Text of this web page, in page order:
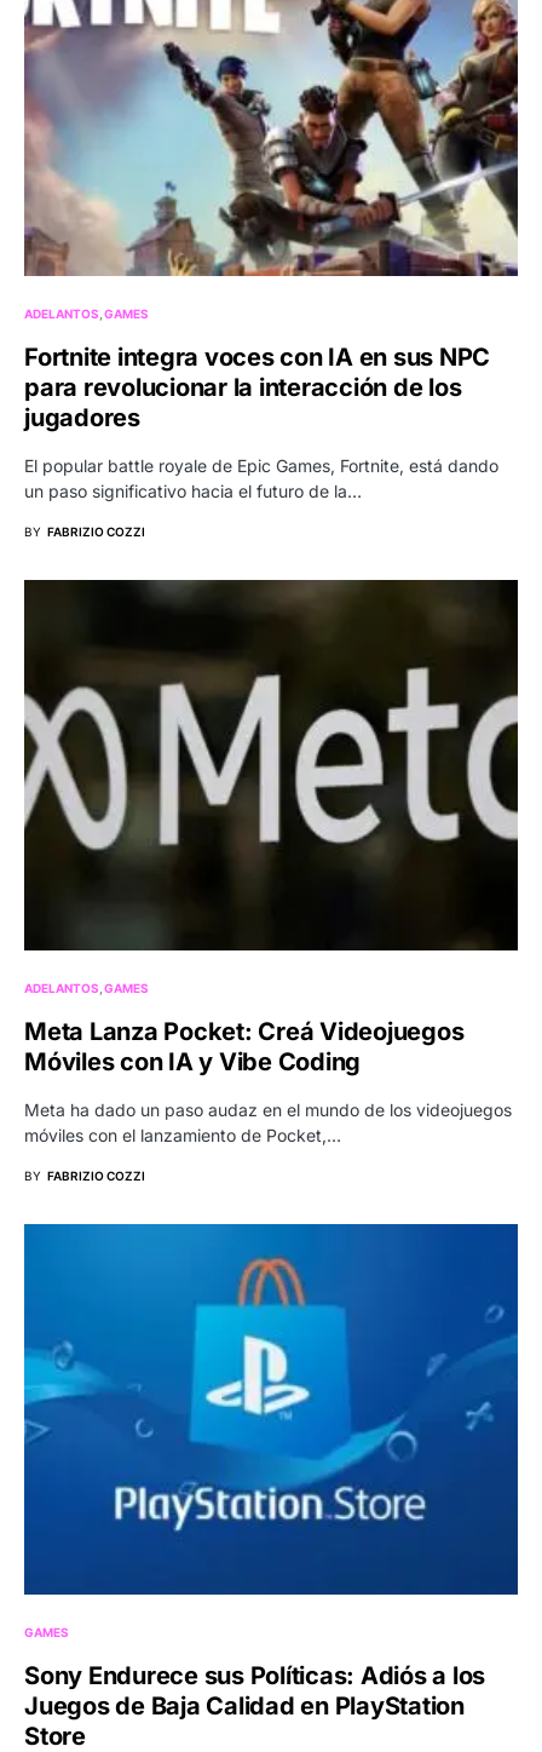
ADELANTOS GAMES
Fortnite integra voces con IA en sus NPC
para revolucionar la interacción de los
jugadores
El popular battle royale de Epic Games, Fortnite, está dando
un paso significativo hacia el futuro de la…
BY FABRIZIO COZZI
ADELANTOS GAMES
Meta Lanza Pocket: Creá Videojuegos
Móviles con IA y Vibe Coding
Meta ha dado un paso audaz en el mundo de los videojuegos
móviles con el lanzamiento de Pocket,…
BY FABRIZIO COZZI
GAMES
Sony Endurece sus Políticas: Adiós a los
Juegos de Baja Calidad en PlayStation
Store